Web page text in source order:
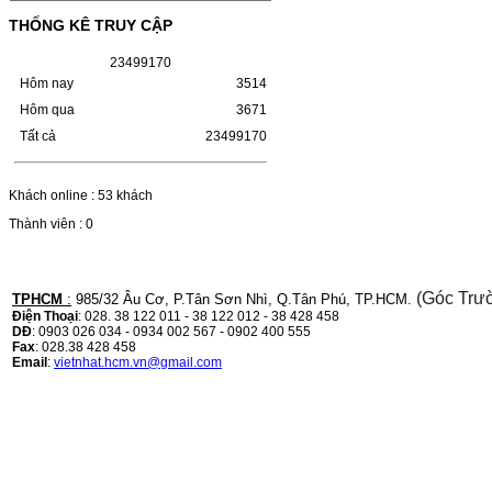
(W1110A) CHO DÒNG MÁY
LBP 243/MF 461DW
HỘP MỰC HP 110A (W1110A) CHO DÒNG
MÁY LBP 243/MF 461DWMÃ HỘP MỰC:-
Hộp mực HP 110A (W1110A)- Loại mực:
IN:- HP…
Chọn mua
243/MF 461DW
HỘP MỰC CANON CRG-070 CHO DÒNG
MÁY LBP 243/MF 461DW MÃ HỘP MỰC:–
Hộp mực Canon CRG-070– Loại mực: Mực
THỐNG KÊ TRUY CẬP
234991 70
Hôm nay
Hôm qua
Tất cả
3514
3671
23499170
Khách online : 53 khách
Thành viên : 0
TPHCM : 985/32 Âu Cơ, P.Tân Sơn Nhì, Q.Tân Phú, TP.HCM. (Góc
Điện Thoại: 028. 38 122 011 - 38 122 012 - 38 428 458
DĐ: 0903 026 034 - 0934 002 567 - 0902 400 555
Fax: 028.38 428 458
Email: vietnhat.hcm.vn@gmail.com